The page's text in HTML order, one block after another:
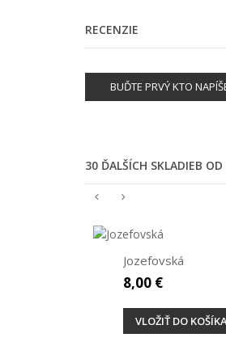
RECENZIE
BUĎTE PRVÝ KTO
30 ĎALŠÍCH SKLADIEB
Jozefovská
8,00 €
VLOŽIŤ DO